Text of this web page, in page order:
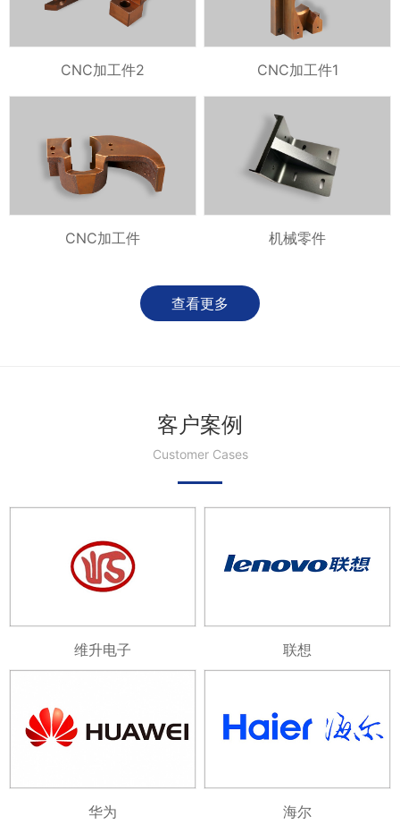
CNC加工件2 CNC加工件1
CNC加工件 机械零件
查看更多
客户案例
Customer Cases
维升电子 联想
华为 海尔